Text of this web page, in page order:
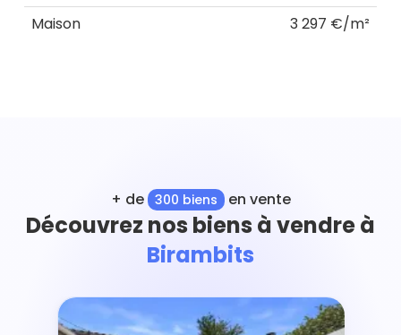
Maison
3 297 €/m²
+ de 300 biens en vente
Découvrez nos biens à vendre à
Birambits